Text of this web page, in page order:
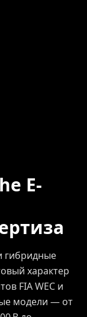
E-
гибридные
характер
FIA WEC и
модели — от